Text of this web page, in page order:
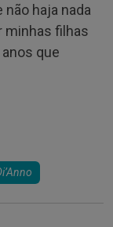
haja nada
minhas filhas
que